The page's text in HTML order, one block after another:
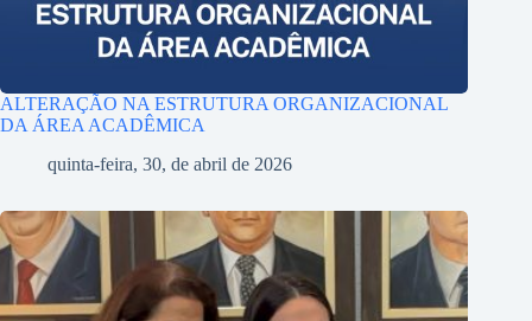
ALTERAÇÃO NA ESTRUTURA ORGANIZACIONAL
DA ÁREA ACADÊMICA
quinta-feira, 30, de abril de 2026